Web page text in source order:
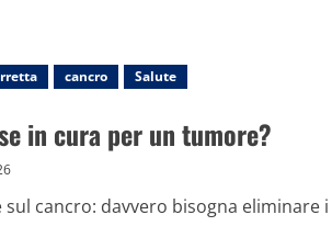
cancro Salute
in cura per un tumore?
cancro: davvero bisogna eliminare